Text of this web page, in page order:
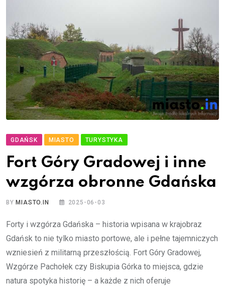
GDAŃSK MIASTO TURYSTYKA
Fort Góry Gradowej i inne
wzgórza obronne Gdańska
BYMIASTO.IN 2025-06-03
Forty i wzgórza Gdańska – historia wpisana w krajobraz
Gdańsk to nie tylko miasto portowe, ale i pełne tajemniczych
wzniesień z militarną przeszłością. Fort Góry Gradowej,
Wzgórze Pachołek czy Biskupia Górka to miejsca, gdzie
natura spotyka historię – a każde z nich oferuje